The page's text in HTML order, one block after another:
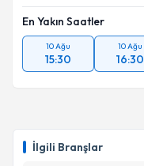
İlgili Branşlar
En Yakın Saatler
10 Ağu
15:30
10 Ağu
16:30